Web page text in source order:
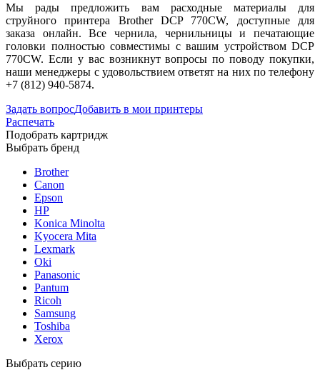
Мы рады предложить вам расходные материалы для
струйного принтера Brother DCP 770CW, доступные для
заказа онлайн. Все чернила, чернильницы и печатающие
головки полностью совместимы с вашим устройством DCP
770CW. Если у вас возникнут вопросы по поводу покупки,
наши менеджеры с удовольствием ответят на них по телефону
+7 (812) 940-5874.
Задать вопросДобавить в мои принтеры
Распечать
Подобрать картридж
Выбрать бренд
Brother
Canon
Epson
HP
Konica Minolta
Kyocera Mita
Lexmark
Oki
Panasonic
Pantum
Ricoh
Samsung
Toshiba
Xerox
Выбрать серию